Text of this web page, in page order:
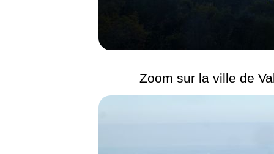
Zoom sur la ville de